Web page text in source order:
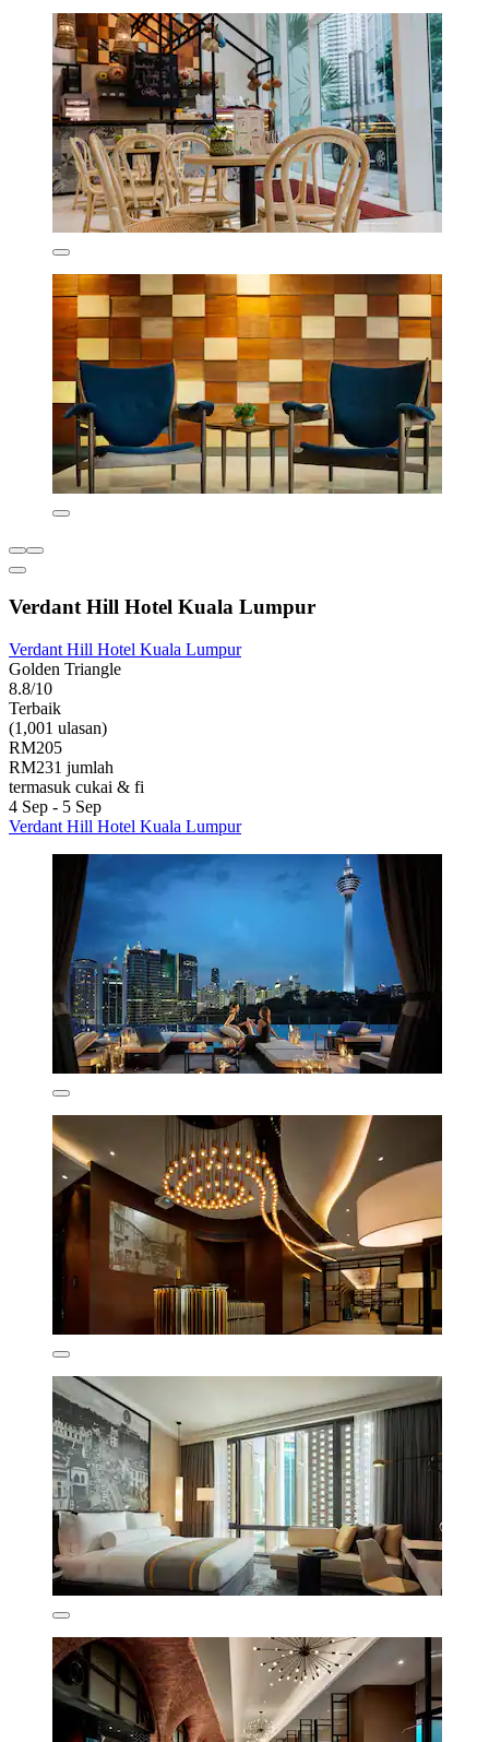
Verdant Hill Hotel Kuala Lumpur
Verdant Hill Hotel Kuala Lumpur
Golden Triangle
8.8/10
Terbaik
(1,001 ulasan)
RM205
RM231 jumlah
termasuk cukai & fi
4 Sep - 5 Sep
Verdant Hill Hotel Kuala Lumpur